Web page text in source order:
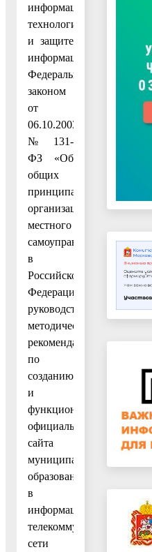
информационных
технологиях
и защите
информации»,
Федеральным
законом
от
06.10.2003
№ 131-
ФЗ «Об
общих
принципах
организации
местного
самоуправления
в
Российской
Федерации»;
руководствуясь
методическими
рекомендациями
по
созданию
и
функционированию
официального
сайта
муниципального
образования
в
информационно-
телекоммуникационной
сети